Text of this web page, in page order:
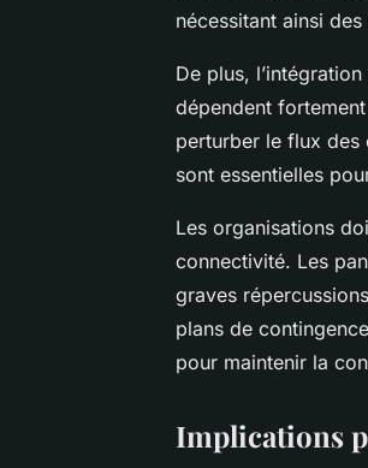
nécessitant ainsi
De plus,
dépendent
perturber le flux des
sont essentielles
Les organisations
connectivité. Les
graves
plans de
pour maintenir la
Implications